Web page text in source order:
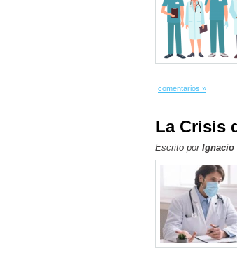
comentarios »
La Crisis
Escrito por Ignacio